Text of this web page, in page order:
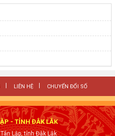
LIÊN HỆ CHUYỂN ĐỔI SỐ
- TỈNH ĐẮK LẮK
Lập, tỉnh Đắk Lắk